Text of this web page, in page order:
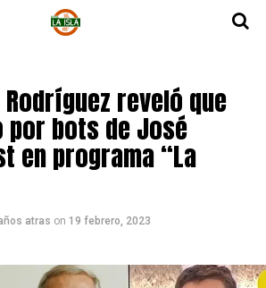
reveló que
por bots de José
en programa “La
atras on 19 febrero, 2023